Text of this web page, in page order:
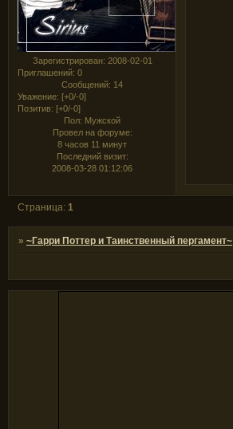
Зарегистрирован: 2008-02-01
Приглашений: 0
Сообщений: 14
Уважение: [+0/-0]
Позитив: [+0/-0]
Пол: Мужской
Провел на форуме:
8 часов 11 минут
Последний визит:
2008-03-28 01:12:06
Страница:1
»~Гарри Поттер и Таинственный пергамент~